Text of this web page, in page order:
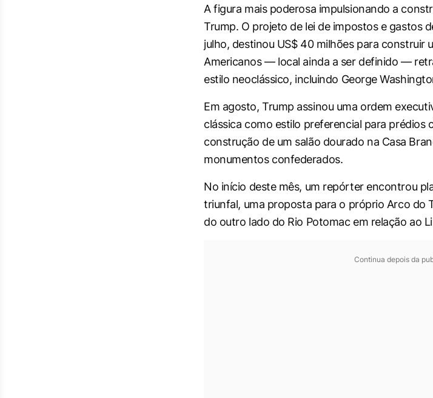
A figura mais poderosa impulsionando a
Trump. O projeto de lei de impostos e gastos
julho, destinou US$ 40 milhões para construir
Americanos — local ainda a ser definido —
estilo neoclássico, incluindo George
Em agosto, Trump assinou uma ordem
clássica como estilo preferencial para prédios
construção de um salão dourado na Casa
monumentos confederados.
No início deste mês, um repórter encontrou
triunfal, uma proposta para o próprio Arco do
do outro lado do Rio Potomac em relação ao
Continua depois da